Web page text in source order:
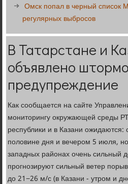
Омск попал в черный список
регулярных выбросов
В Татарстане и
объявлено
предупреждение
Как сообщается на сайте
мониторингу окружающей среды
республики и в Казани
половине дня и вечером 5 июля,
западных районах очень сильный
прогнозируют сильный ветер
до 21−26 м/с (в Казани - утром и